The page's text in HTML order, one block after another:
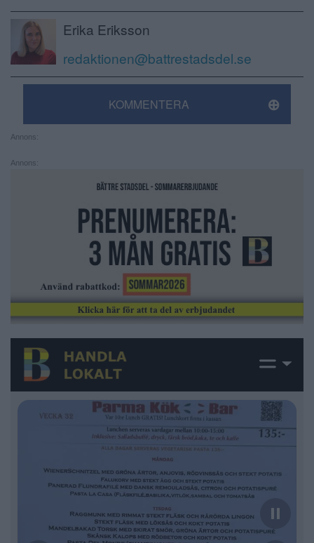
Erika Eriksson
redaktionen@battrestadsdel.se
KOMMENTERA
Annons:
Annons: